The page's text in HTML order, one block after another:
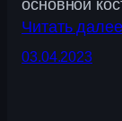
основной
Читать далее
03.04.2023